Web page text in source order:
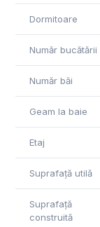
Dormitoare
Număr bucătării
Număr băi
Geam la baie
Etaj
Suprafață utilă
Suprafață
construită